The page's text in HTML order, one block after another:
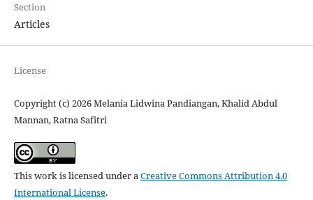
Section
Articles
License
Copyright (c) 2026 Melania Lidwina Pandiangan, Khalid Abdul
Mannan, Ratna Safitri
This work is licensed under aCreative Commons Attribution 4.0
International License.